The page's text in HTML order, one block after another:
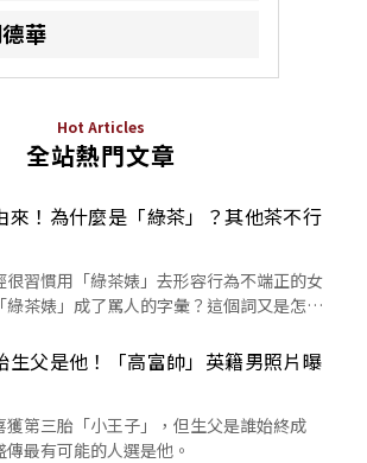
華
Hot Articles
全站熱門文章
來！為什麼是「綠茶」？其他茶不行
很習慣用「綠茶婊」去形容行為不端正的女
茶婊」成了罵人的字彙？這個詞又是怎麼
生父是他！「高富帥」英籍男照片曝
獲第三胎「小王子」，但生父是誰始終成
最有可能的人選是他。